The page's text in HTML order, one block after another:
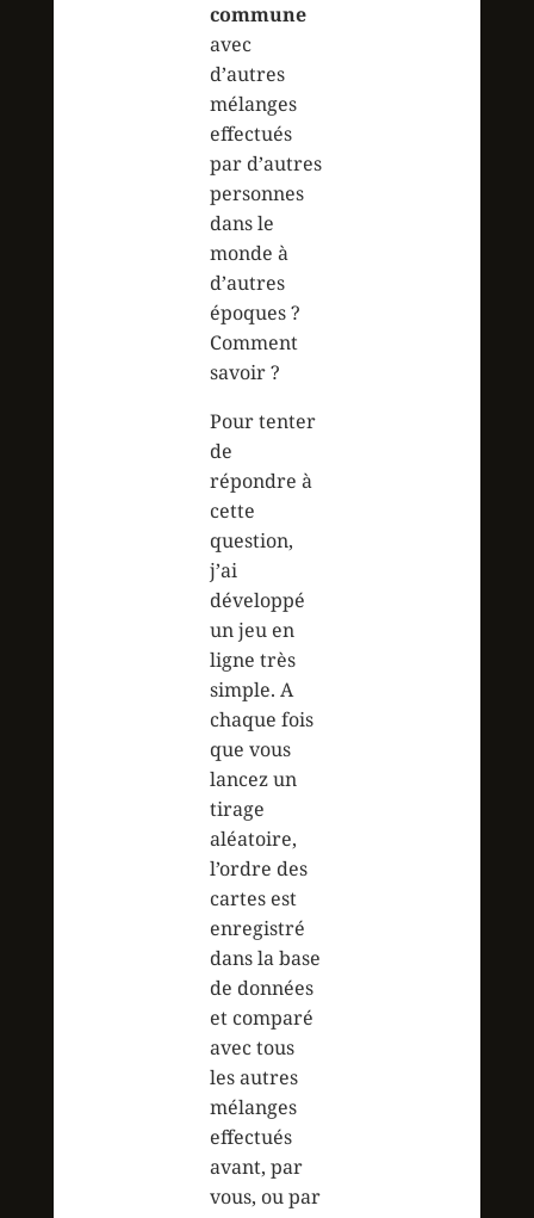
commune
avec
d’autres
mélanges
effectués
par d’autres
personnes
dans le
monde à
d’autres
époques ?
Comment
savoir ?
Pour tenter
de
répondre à
cette
question,
j’ai
développé
un jeu en
ligne très
simple. A
chaque fois
que vous
lancez un
tirage
aléatoire,
l’ordre des
cartes est
enregistré
dans la base
de données
et comparé
avec tous
les autres
mélanges
effectués
avant, par
vous, ou par